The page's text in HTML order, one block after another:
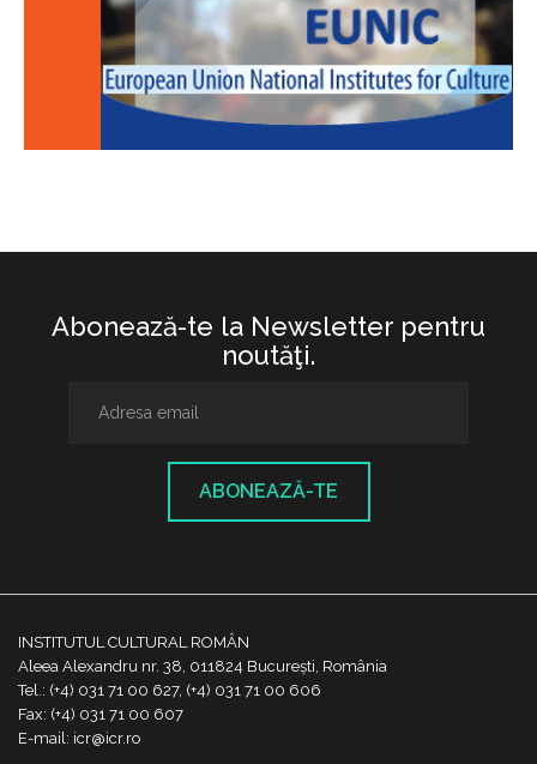
Abonează-te la Newsletter pentru
noutăţi.
ABONEAZĂ-TE
INSTITUTUL CULTURAL ROMÂN
Aleea Alexandru nr. 38, 011824 București, România
Tel.: (+4) 031 71 00 627, (+4) 031 71 00 606
Fax: (+4) 031 71 00 607
E-mail: icr@icr.ro